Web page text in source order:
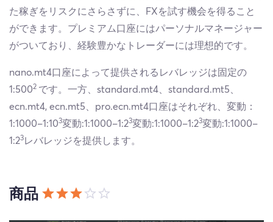
た稼ぎをリスクにさらさずに、FXを試す機会を得ること
ができます。プレミアム口座にはパーソナルマネージャー
がついており、経験豊かなトレーダーには理想的です。
nano.mt4口座によって提供されるレバレッジは固定の
1:5002 です。一方、standard.mt4、standard.mt5、
ecn.mt4, ecn.mt5、pro.ecn.mt4口座はそれぞれ、変動：
1:1000–1:103変動:1:1000–1:23変動:1:1000–1:23変動:1:1000–
1:23 レバレッジを提供します。
商品